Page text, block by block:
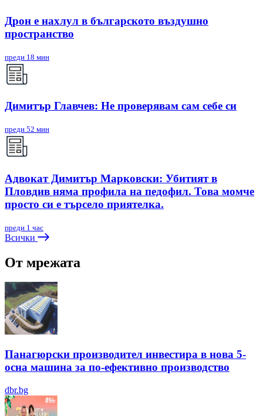
Дрон е нахлул в българското въздушно
пространство
преди 18 мин
Димитър Главчев: Не проверявам сам себе си
преди 52 мин
Адвокат Димитър Марковски: Убитият в
Пловдив няма профила на педофил. Това момче
просто си е търсело приятелка.
преди 1 час
Всички
От мрежата
Панагюрски производител инвестира в нова 5-
осна машина за по-ефективно производство
dbr.bg